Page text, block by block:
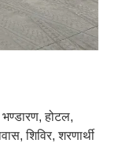
भण्डारण, होटल,
शिविर, शरणार्थी